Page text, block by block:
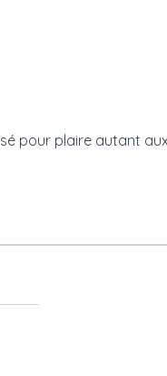
pour plaire autant